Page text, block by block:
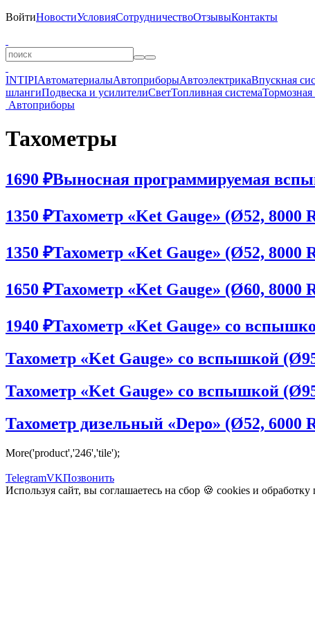
ВойтиНовостиУсловияСотрудничествоОтзывыКонтакты
INTIPIАвтоматериалыАвтоприборыАвтоэлектрикаВпускная
шлангиПодвеска и усилителиСветТопливная системаТормозная
Автоприборы
Тахометры
1690 ₽Выносная программируемая
1350 ₽Тахометр «Ket Gauge» (Ø52, 8000
1350 ₽Тахометр «Ket Gauge» (Ø52, 8000
1650 ₽Тахометр «Ket Gauge» (Ø60, 8000
1940 ₽Тахометр «Ket Gauge» со
Тахометр «Ket Gauge» со вспышкой
Тахометр «Ket Gauge» со вспышкой
Тахометр дизельный «Depo» (Ø52, 6000
More('product','246','tile');
TelegramVKПозвонить
Используя сайт, вы соглашаетесь на сбор 🍪 cookies и